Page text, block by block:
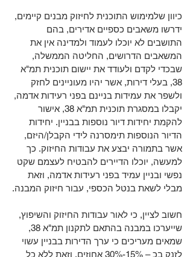
כיוון שלמימוש התוכנית לחיזוק מבנים קיימים,
ידרשו משאבים כספיים אדירים, בהם
התושבים לא יוכלו לעמוד ולמדינה אין את
המשאבים הדרושים, החליטה הממשלה,
שבכדי לקדם ולעודד את יישום תוכנית תמ"א
38, בעלי דירות, אשר יהיו מעוניינים לחזק
ולשפר את עמידות בניינם בפני רעידות אדמה,
יקבלו במסגרת תוכנית תמ"א 38, אישור
להקמת יחידות דיור נוספות בבניין. יחידות
הדיור הנוספות תימסרנה לידי הקבלן/היזם,
אשר בתמורה יבצע את עבודות החיזוק. כך
למעשה, יוכלו הדיירים להבטיח לעצמם שקט
נפשי ובניין עמיד בפני רעידות אדמה, וזאת
מבלי לשאת בנטל הכספי, עבור חיזוק המבנה.
חשוב לציין, כי לאור עבודות החיזוק והשיפוץ,
שייערכו במבנה בהתאם לתקנון תמ"א 38,
שמאים מעריכים כי ערך הדירות בבניין עשוי
לזנק בכ – 15%-30% אחוזים, וזאת ללא כל